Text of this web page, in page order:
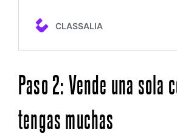
Paso 2: Vende una sola
tengas muchas